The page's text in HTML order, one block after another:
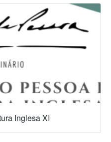
Inglesa XI